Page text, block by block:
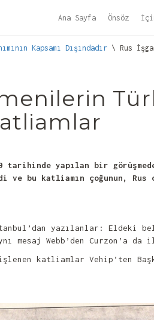
Ana Sayfa Önsöz
Kapsamı Dışındadır \ Rus
tarihinde yapılan bir
bu katliamın çoğunun, Rus
yazılanlar: Eldeki
Webb’den Curzon’a
katliamlar Vehip’ten